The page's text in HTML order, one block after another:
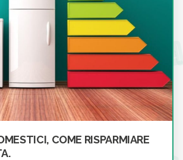
COME RISPARMIARE